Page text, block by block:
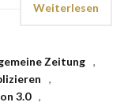
Weiterlesen
Zeitung
,
,
3.0 ,